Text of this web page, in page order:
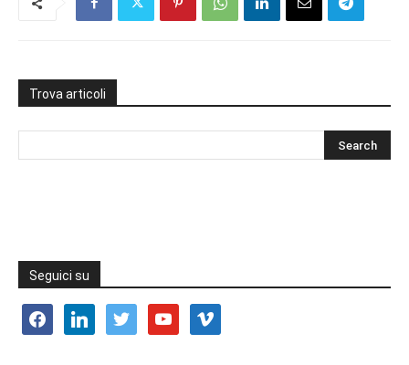
Trova articoli
Seguici su
facebooklinkedin twitter youtube vimeo